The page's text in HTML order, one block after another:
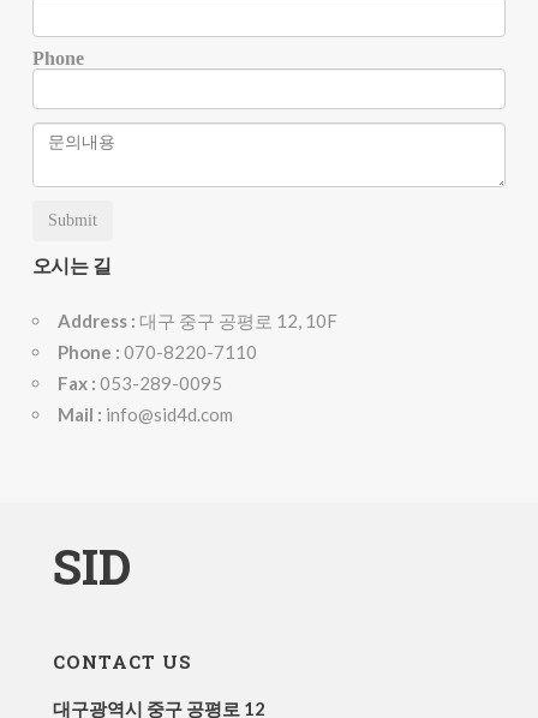
Phone
Submit
오시는 길
Address : 대구 중구 공평로 12, 10F
Phone : 070-8220-7110
Fax : 053-289-0095
Mail : info@sid4d.com
SID
CONTACT US
대구광역시 중구 공평로 12